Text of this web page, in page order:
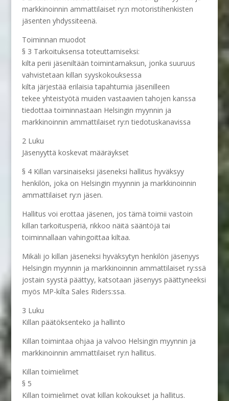
markkinoinnin ammattilaiset ry:n motoristihenkisten
jäsenten yhdyssiteenä.
Toiminnan muodot
§ 3 Tarkoituksensa toteuttamiseksi:
kilta perii jäseniltään toimintamaksun, jonka suuruus
vahvistetaan killan syyskokouksessa
kilta järjestää erilaisia tapahtumia jäsenilleen
tekee yhteistyötä muiden vastaavien tahojen kanssa
tiedottaa toiminnastaan Helsingin myynnin ja
markkinoinnin ammattilaiset ry:n tiedotuskanavissa
2 Luku
Jäsenyyttä koskevat määräykset
§ 4 Killan varsinaiseksi jäseneksi hallitus hyväksyy
henkilön, joka on Helsingin myynnin ja markkinoinnin
ammattilaiset ry:n jäsen.
Hallitus voi erottaa jäsenen, jos tämä toimii vastoin
killan tarkoitusperiä, rikkoo näitä sääntöjä tai
toiminnallaan vahingoittaa kiltaa.
Mikäli jo killan jäseneksi hyväksytyn henkilön jäsenyys
Helsingin myynnin ja markkinoinnin ammattilaiset ry:ssä
jostain syystä päättyy, katsotaan jäsenyys päättyneeksi
myös MP-kilta Sales Riders:ssa.
3 Luku
Killan päätöksenteko ja hallinto
Killan toimintaa ohjaa ja valvoo Helsingin myynnin ja
markkinoinnin ammattilaiset ry:n hallitus.
Killan toimielimet
§ 5
Killan toimielimet ovat killan kokoukset ja hallitus.